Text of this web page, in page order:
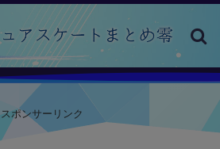
スポンサーリンク